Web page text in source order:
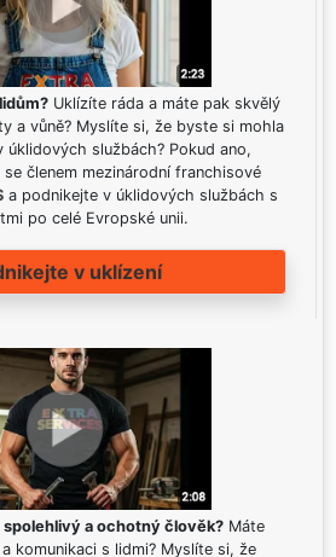
Uklízíte ráda a máte pak skvělý
a vůně? Myslíte si, že byste si mohla
službách? Pokud ano,
členem mezinárodní franchisové
a podnikejte v úklidových službách s
po celé Evropské unii.
v uklízení
a ochotný člověk? Máte
komunikaci s lidmi? Myslíte si, že